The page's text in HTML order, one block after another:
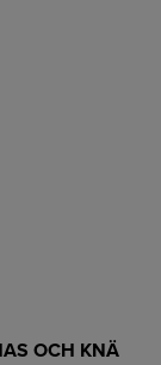
OCH KNÄ